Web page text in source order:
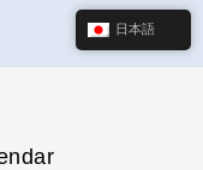
日本語